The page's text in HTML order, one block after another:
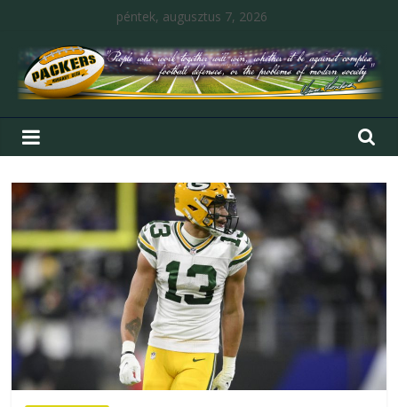
péntek, augusztus 7, 2026